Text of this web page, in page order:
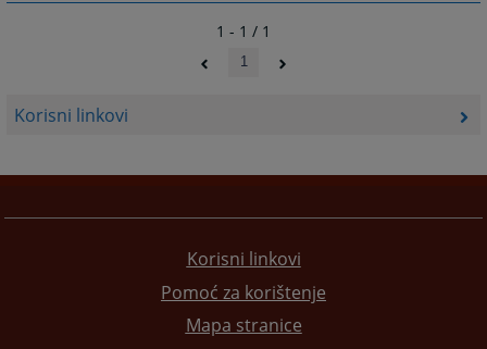
Korisni linkovi
1 - 1 / 1
1
Korisni linkovi
Pomoć za korištenje
Mapa stranice